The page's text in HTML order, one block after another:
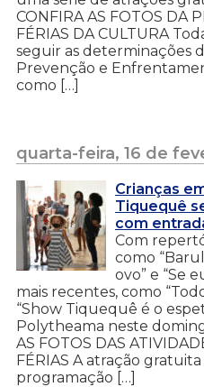
CONFIRA AS FOTOS DA
FÉRIAS DA CULTURA
seguir as determinações
Prevenção e
como […]
quarta-feira, 16 de
Crianças
Tiquequê
com
Com
como
ovo” e “Se
mais recentes, como
“Show Tiquequê é o
Polytheama neste
AS FOTOS DAS
FÉRIAS A atração
programação […]